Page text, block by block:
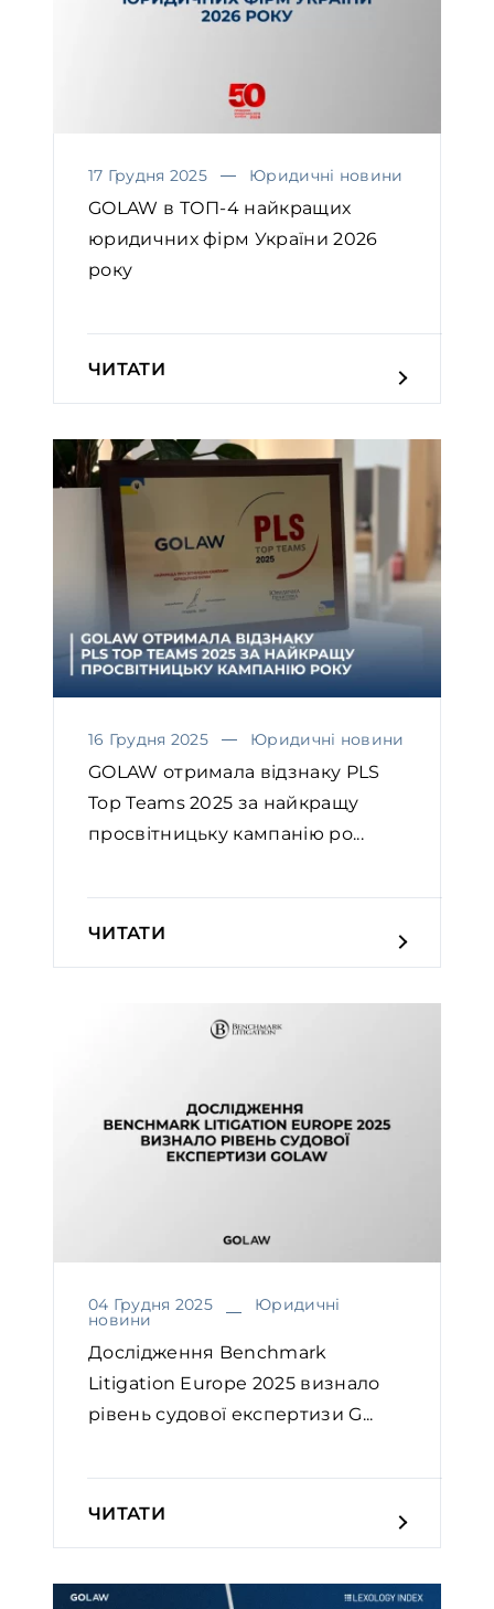
17 Грудня 2025 Юридичні новини
GOLAW в ТОП-4 найкращих
юридичних фірм України 2026
року
ЧИТАТИ
16 Грудня 2025 Юридичні новини
GOLAW отримала відзнаку PLS
Top Teams 2025 за найкращу
просвітницьку кампанію ро...
ЧИТАТИ
04 Грудня 2025 Юридичні
новини
Дослідження Benchmark
Litigation Europe 2025 визнало
рівень судової експертизи G...
ЧИТАТИ